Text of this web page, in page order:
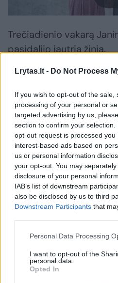
Lrytas.lt - Do Not Process
If you wish to opt-out of the
processing of your personal or
targeted advertising by us,
section to confirm your
opt-out request is processed you
interest-based ads based on
us or personal information
your opt-out. You may
disclosure of your personal
IAB’s list of downstream
also be disclosed by us to third
Downstream Participants that
Personal Data Processing
I want to opt-out of the
personal data.
Opted In
Trečiadienio vakarą
pasidalijo jautria žinia.
pasidalinti žinia apie
Adolfo Šleževičiaus
žmonės, norintys jį
galėtų atvykti ir
Dėkojame už Jūsų
šią sunkią netekties
J.Šleževičienė.
Gruodžio 8 d.